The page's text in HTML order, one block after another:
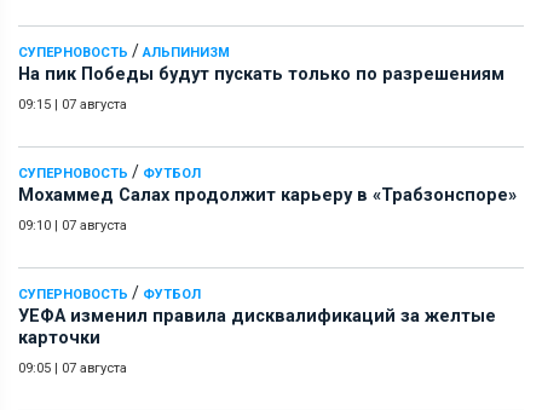
СУПЕРНОВОСТЬ / АЛЬПИНИЗМ
На пик Победы будут пускать только по разрешениям
09:15 | 07 августа
СУПЕРНОВОСТЬ / ФУТБОЛ
Мохаммед Салах продолжит карьеру в «Трабзонспоре»
09:10 | 07 августа
СУПЕРНОВОСТЬ / ФУТБОЛ
УЕФА изменил правила дисквалификаций за желтые
карточки
09:05 | 07 августа